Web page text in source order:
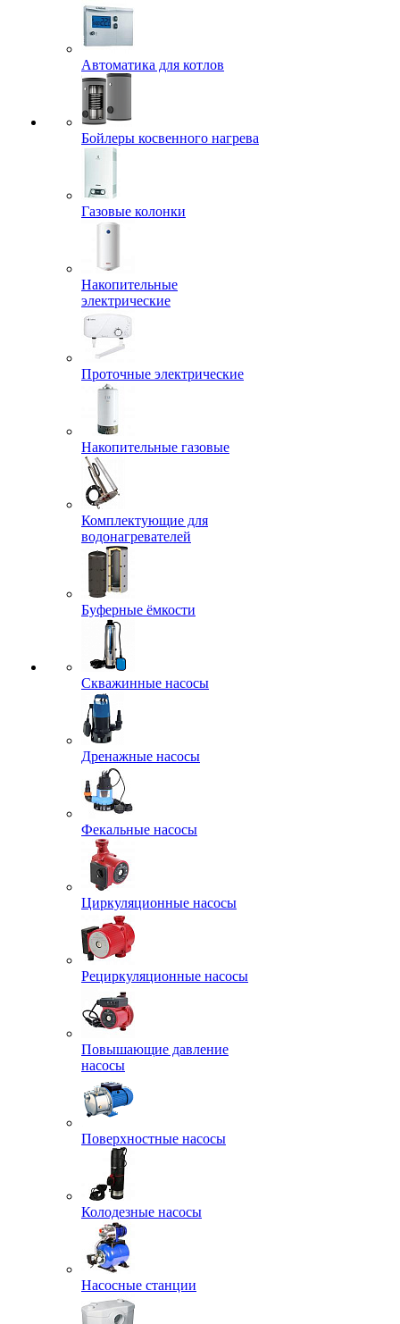
Автоматика для котлов
Бойлеры косвенного нагрева
Газовые колонки
Накопительные
электрические
Проточные электрические
Накопительные газовые
Комплектующие для
водонагревателей
Буферные ёмкости
Скважинные насосы
Дренажные насосы
Фекальные насосы
Циркуляционные насосы
Рециркуляционные насосы
Повышающие давление
насосы
Поверхностные насосы
Колодезные насосы
Насосные станции